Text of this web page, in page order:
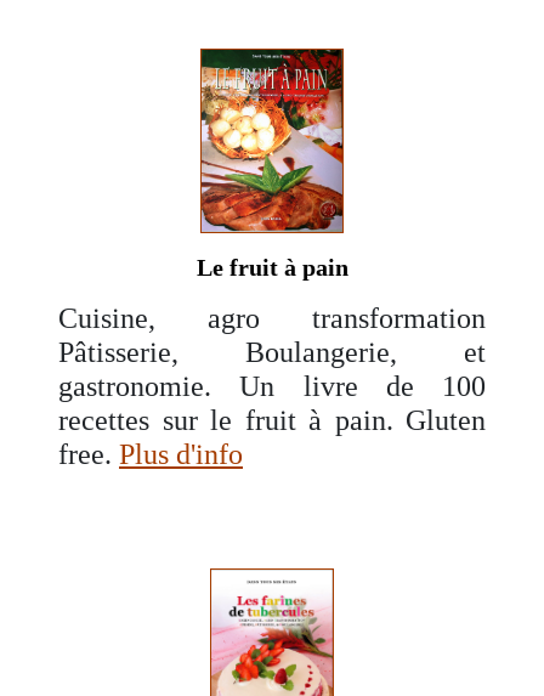
Le fruit à pain
Cuisine, agro transformation
Pâtisserie, Boulangerie, et
gastronomie. Un livre de 100
recettes sur le fruit à pain. Gluten
free. Plus d'info